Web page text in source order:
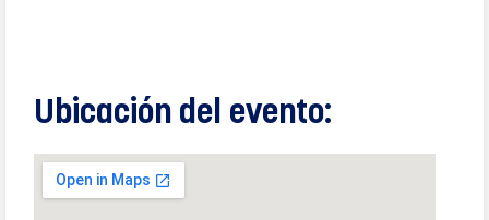
Ubicación del evento: